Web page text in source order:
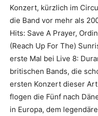
Konzert, kürzlich im
die Band vor mehr als
Hits: Save A Prayer,
(Reach Up For The)
erste Mal bei Live 8:
britischen Bands, die
ersten Konzert dieser
flogen die Fünf nach
in Europa, dem